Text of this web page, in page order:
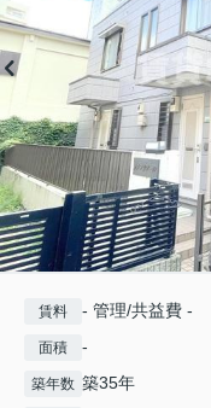
賃料 - 管理/共益費 -
面積 -
築年数 築35年